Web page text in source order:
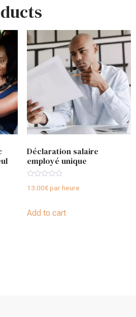
Déclaration salaire
employé unique
0
5
13.00€par heure
Add to cart